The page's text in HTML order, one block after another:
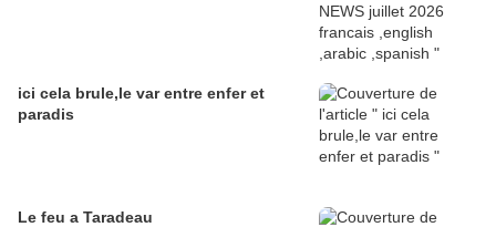
ici cela brule,le var entre enfer et
paradis
Le feu a Taradeau